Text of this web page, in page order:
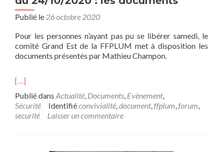
Publié le 26 octobre 2020
Pour les personnes n’ayant pas pu se libérer samedi, le
comité Grand Est de la FFPLUM met à disposition les
documents présentés par Mathieu Champon.
[…]
Publié dans Actualité, Documents, Evènement,
Sécurité
Identifiéconvivialité,document,ffplum,forum,
securité
Laisser un commentaire